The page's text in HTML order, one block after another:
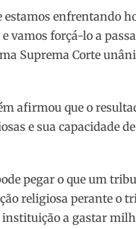
estamos enfrentando
vamos forçá-lo a
Suprema Corte
afirmou que o
e sua capacidade
pegar o que um
religiosa perante o
a gastar